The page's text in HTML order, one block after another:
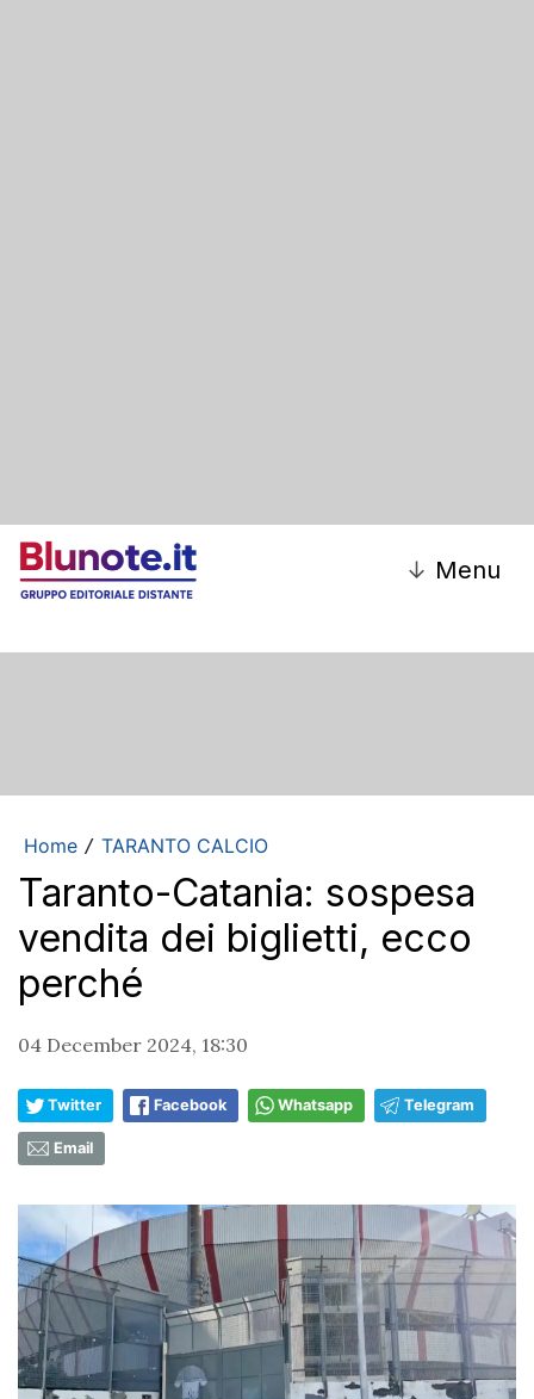
↓ Menu
Home / TARANTO CALCIO
Taranto-Catania: sospesa
vendita dei biglietti, ecco
perché
04 December 2024, 18:30
Twitter Facebook Whatsapp Telegram
Email